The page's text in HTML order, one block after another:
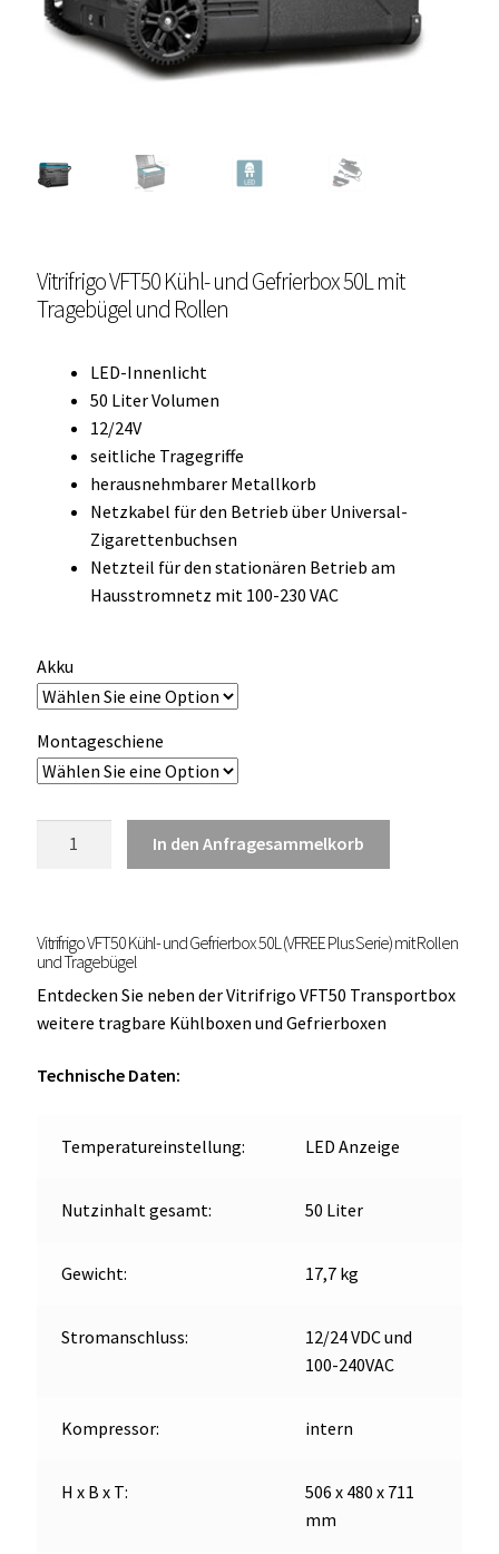
Einbau Kühlmöbel, externer Kompressor, Front:
schwarz, lichtgrau
Kühl- Gefrierkombinationen
Weinkühlschränke
Kühlkassetten
Kühl-/ Gefrierboxen tragbar
OCX 2 Serie
Geräte Optionen
Wissenswertes
Konfigurator
Vitrifrigo VFT50 Kühl- und Gefrierbox 50L mit
Tragebügel und Rollen
LED-Innenlicht
50 Liter Volumen
12/24V
seitliche Tragegriffe
herausnehmbarer Metallkorb
Netzkabel für den Betrieb über Universal-
Zigarettenbuchsen
Netzteil für den stationären Betrieb am
Hausstromnetz mit 100-230 VAC
Akku
Montageschiene
Gefrierbox
50L
mit
Tragebügel
Rollen
In den Anfragesammelkorb
Vitrifrigo VFT50 Kühl- und Gefrierbox 50L (VFREE Plus Serie) mit Rollen
und Tragebügel
Entdecken Sie neben der Vitrifrigo VFT50 Transportbox
weitere tragbare Kühlboxen und Gefrierboxen
Technische Daten:
Temperatureinstellung: LED Anzeige
Nutzinhalt gesamt: 50 Liter
Gewicht: 17,7 kg
Stromanschluss:
12/24 VDC und
100-240VAC
Kompressor: intern
H x B x T:
506 x 480 x 711
mm